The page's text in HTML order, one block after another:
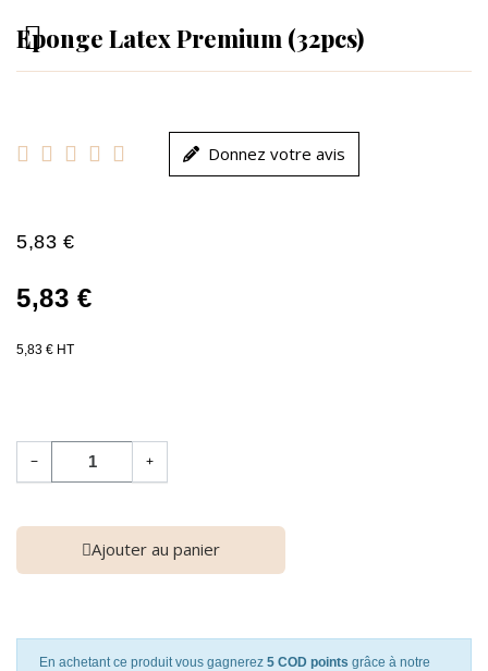
Eponge Latex Premium (32pcs)
     Donnez votre avis
5,83 €
5,83 €
5,83 € HT
− +
Ajouter au panier
En achetant ce produit vous gagnerez 5 COD points grâce à notre